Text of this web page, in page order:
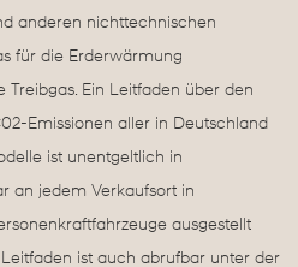
anderen nichttechnischen
für die Erderwärmung
Ein Leitfaden über den
Emissionen aller in Deutschland
ist unentgeltlich in
an jedem Verkaufsort in
ausgestellt
ist auch abrufbar unter der